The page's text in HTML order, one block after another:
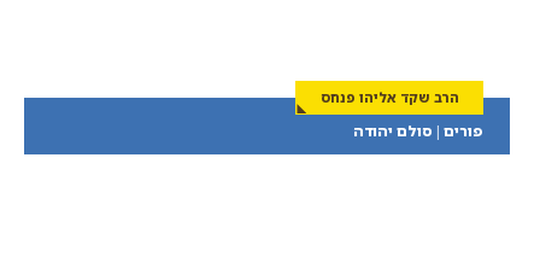
הרב שקד אליהו פנחס
פורים | סולם יהודה